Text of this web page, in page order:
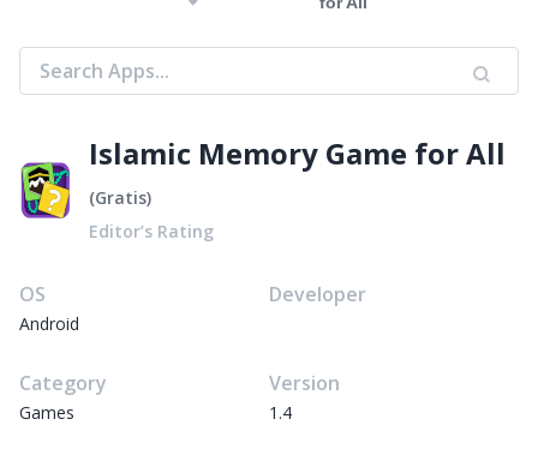
Islamic Memory Game for All
(Gratis)
Editor’s Rating
OS
Android
Developer
Category
Games
Version
1.4